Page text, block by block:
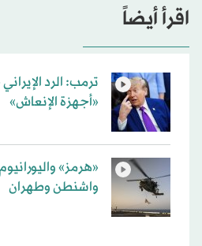
اقرأ أيضاً
ترمب: الرد
«أجهزة الإنعاش»
«هرمز»
واشنطن وطهران